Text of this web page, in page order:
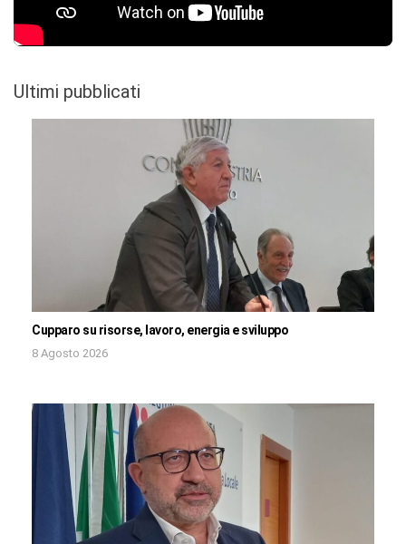
Ultimi pubblicati
Cupparo su risorse, lavoro, energia e sviluppo
8 Agosto 2026